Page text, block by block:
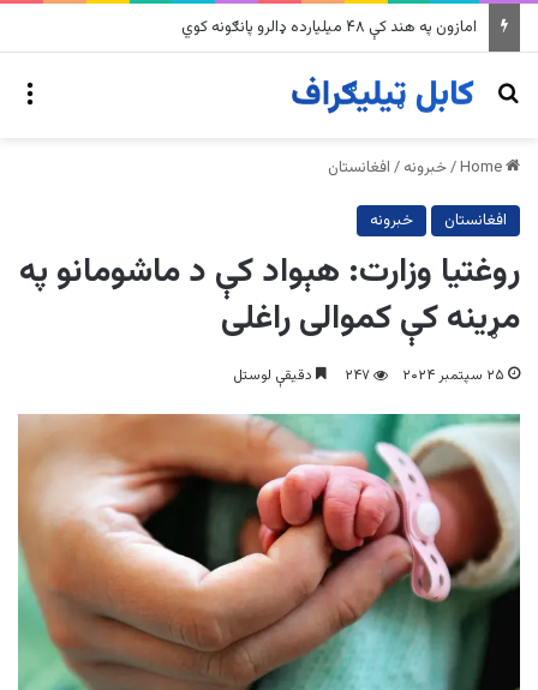
په وینزویلا کې زورورو زلزلو پراخ زیانونه اړولي
Search for
/خبرونه / افغانستان
افغانستان خبرونه
روغتیا وزارت: هېواد کې د ماشومانو په
مړینه کې کموالی راغلی
۲۵ سپتمبر ۲۰۲۴ ۲۴۷ دقیقې لوستل